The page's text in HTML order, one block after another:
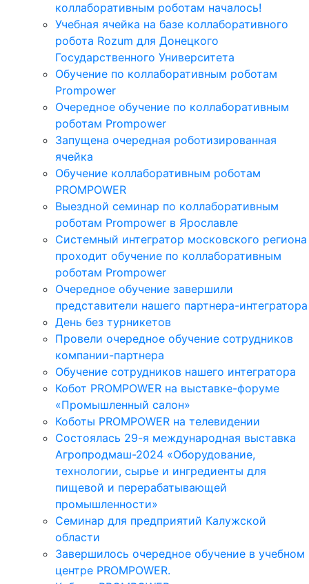
коллаборативным роботам началось!
Учебная ячейка на базе коллаборативного
робота Rozum для Донецкого
Государственного Университета
Обучение по коллаборативным роботам
Prompower
Очередное обучение по коллаборативным
роботам Prompower
Запущена очередная роботизированная
ячейка
Обучение коллаборативным роботам
PROMPOWER
Выездной семинар по коллаборативным
роботам Prompower в Ярославле
Системный интегратор московского региона
проходит обучение по коллаборативным
роботам Prompower
Очередное обучение завершили
представители нашего партнера-интегратора
День без турникетов
Провели очередное обучение сотрудников
компании-партнера
Обучение сотрудников нашего интегратора
Кобот PROMPOWER на выставке-форуме
«Промышленный салон»
Коботы PROMPOWER на телевидении
Состоялась 29-я международная выставка
Агропродмаш-2024 «Оборудование,
технологии, сырье и ингредиенты для
пищевой и перерабатывающей
промышленности»
Семинар для предприятий Калужской
области
Завершилось очередное обучение в учебном
центре PROMPOWER.